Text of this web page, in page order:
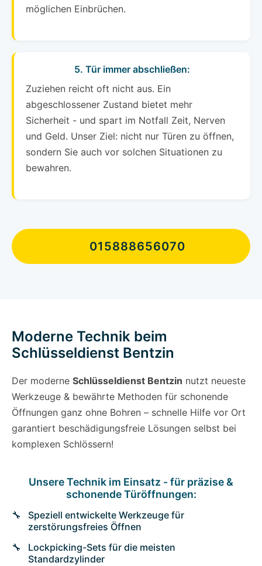
möglichen Einbrüchen.
5. Tür immer abschließen:
Zuziehen reicht oft nicht aus. Ein
abgeschlossener Zustand bietet mehr
Sicherheit - und spart im Notfall Zeit, Nerven
und Geld. Unser Ziel: nicht nur Türen zu öffnen,
sondern Sie auch vor solchen Situationen zu
bewahren.
015888656070
Moderne Technik beim
Schlüsseldienst Bentzin
Der moderne Schlüsseldienst Bentzin nutzt neueste
Werkzeuge & bewährte Methoden für schonende
Öffnungen ganz ohne Bohren – schnelle Hilfe vor Ort
garantiert beschädigungsfreie Lösungen selbst bei
komplexen Schlössern!
Unsere Technik im Einsatz - für präzise &
schonende Türöffnungen:
Speziell entwickelte Werkzeuge für
zerstörungsfreies Öffnen
Lockpicking-Sets für die meisten
Standardzylinder